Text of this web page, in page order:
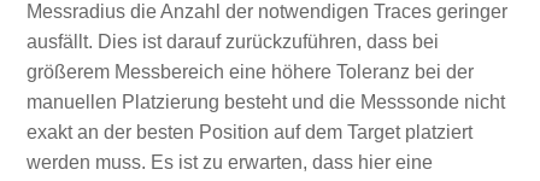
Messradius die Anzahl der notwendigen Traces geringer
ausfällt. Dies ist darauf zurückzuführen, dass bei
größerem Messbereich eine höhere Toleranz bei der
manuellen Platzierung besteht und die Messsonde nicht
exakt an der besten Position auf dem Target platziert
werden muss. Es ist zu erwarten, dass hier eine